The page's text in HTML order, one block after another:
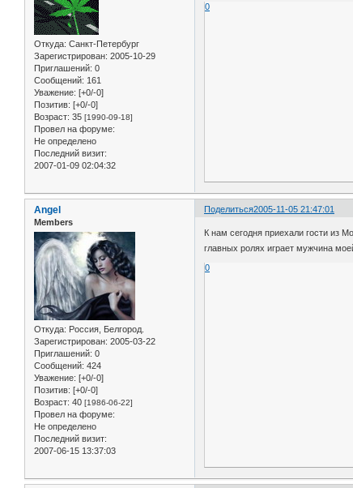
Откуда: Санкт-Петербург
Зарегистрирован: 2005-10-29
Приглашений: 0
Сообщений: 161
Уважение: [+0/-0]
Позитив: [+0/-0]
Возраст: 35 [1990-09-18]
Провел на форуме:
Не определено
Последний визит:
2007-01-09 02:04:32
0
Поделиться2005-11-05 21:47:01
Angel
Members
Откуда: Россия, Белгород.
Зарегистрирован: 2005-03-22
Приглашений: 0
Сообщений: 424
Уважение: [+0/-0]
Позитив: [+0/-0]
Возраст: 40 [1986-06-22]
Провел на форуме:
Не определено
Последний визит:
2007-06-15 13:37:03
К нам сегодня приехали гости из
главных ролях играет мужчина
0